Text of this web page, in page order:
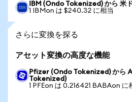
IBM (Ondo Tokenized) から 米
1 IBMon は $240.32 に相当
さらに変換を探る
アセット変換の高度な機能
Pfizer (Ondo Tokenized) から
Tokenized)
1 PFEon は 0.216421 BABAon に